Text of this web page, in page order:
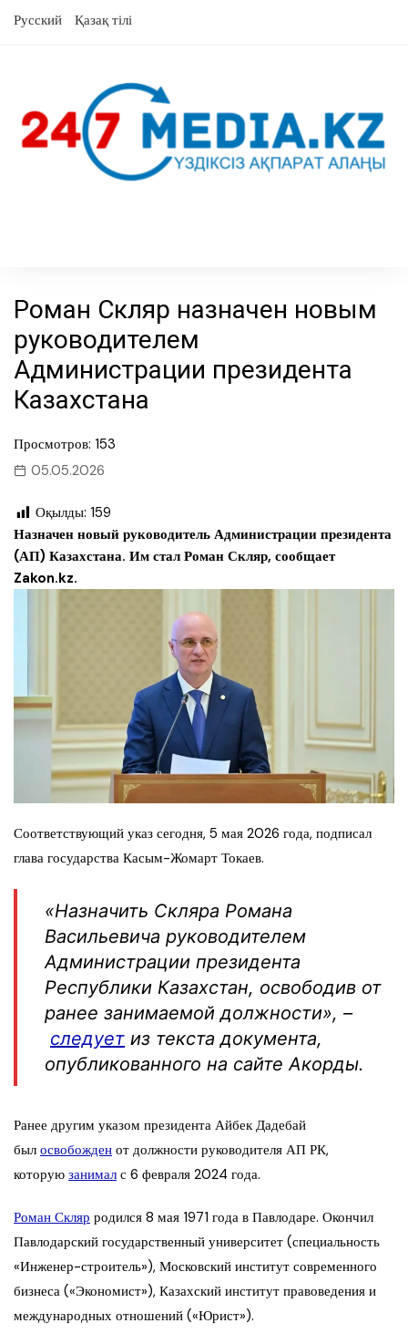
Русский Қазақ тілі
Роман Скляр назначен новым
руководителем
Администрации президента
Казахстана
Просмотров: 153
05.05.2026
Оқылды: 159
Назначен новый руководитель Администрации президента
(АП) Казахстана. Им стал Роман Скляр, сообщает
Zakon.kz.
Соответствующий указ сегодня, 5 мая 2026 года, подписал
глава государства Касым-Жомарт Токаев.
«Назначить Скляра Романа
Васильевича руководителем
Администрации президента
Республики Казахстан, освободив от
ранее занимаемой должности», –
следует из текста документа,
опубликованного на сайте Акорды.
Ранее другим указом президента Айбек Дадебай
был освобожден от должности руководителя АП РК,
которую занимал с 6 февраля 2024 года.
Роман Скляр родился 8 мая 1971 года в Павлодаре. Окончил
Павлодарский государственный университет (специальность
«Инженер-строитель»), Московский институт современного
бизнеса («Экономист»), Казахский институт правоведения и
международных отношений («Юрист»).